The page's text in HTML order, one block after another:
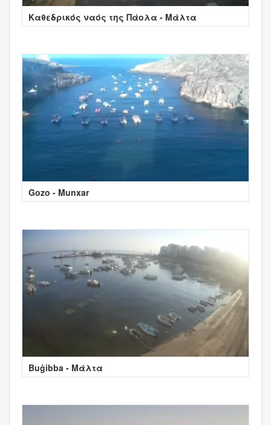
Καθεδρικός ναός της Πάολα - Μάλτα
Gozo - Munxar
Buġibba - Μάλτα